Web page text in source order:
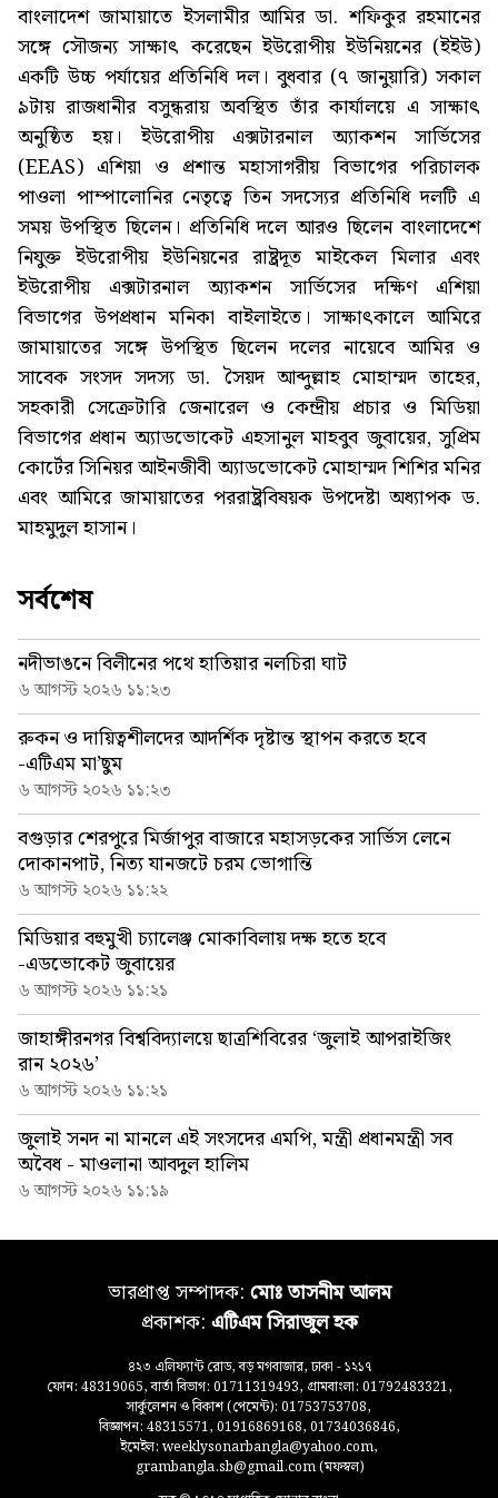
বাংলাদেশ জামায়াতে ইসলামীর আমির ডা. শফিকুর রহমানের
সঙ্গে সৌজন্য সাক্ষাৎ করেছেন ইউরোপীয় ইউনিয়নের (ইইউ)
একটি উচ্চ পর্যায়ের প্রতিনিধি দল। বুধবার (৭ জানুয়ারি) সকাল
৯টায় রাজধানীর বসুন্ধরায় অবস্থিত তাঁর কার্যালয়ে এ সাক্ষাৎ
অনুষ্ঠিত হয়। ইউরোপীয় এক্সটারনাল অ্যাকশন সার্ভিসের
(EEAS) এশিয়া ও প্রশান্ত মহাসাগরীয় বিভাগের পরিচালক
পাওলা পাম্পালোনির নেতৃত্বে তিন সদস্যের প্রতিনিধি দলটি এ
সময় উপস্থিত ছিলেন। প্রতিনিধি দলে আরও ছিলেন বাংলাদেশে
নিযুক্ত ইউরোপীয় ইউনিয়নের রাষ্ট্রদূত মাইকেল মিলার এবং
ইউরোপীয় এক্সটারনাল অ্যাকশন সার্ভিসের দক্ষিণ এশিয়া
বিভাগের উপপ্রধান মনিকা বাইলাইতে। সাক্ষাৎকালে আমিরে
জামায়াতের সঙ্গে উপস্থিত ছিলেন দলের নায়েবে আমির ও
সাবেক সংসদ সদস্য ডা. সৈয়দ আব্দুল্লাহ মোহাম্মদ তাহের,
সহকারী সেক্রেটারি জেনারেল ও কেন্দ্রীয় প্রচার ও মিডিয়া
বিভাগের প্রধান অ্যাডভোকেট এহসানুল মাহবুব জুবায়ের, সুপ্রিম
কোর্টের সিনিয়র আইনজীবী অ্যাডভোকেট মোহাম্মদ শিশির মনির
এবং আমিরে জামায়াতের পররাষ্ট্রবিষয়ক উপদেষ্টা অধ্যাপক ড.
মাহমুদুল হাসান।
সর্বশেষ
নদীভাঙনে বিলীনের পথে হাতিয়ার নলচিরা ঘাট
৬ আগস্ট ২০২৬ ১১:২৩
রুকন ও দায়িত্বশীলদের আদর্শিক দৃষ্টান্ত স্থাপন করতে হবে
-এটিএম মা’ছুম
৬ আগস্ট ২০২৬ ১১:২৩
বগুড়ার শেরপুরে মির্জাপুর বাজারে মহাসড়কের সার্ভিস লেনে
দোকানপাট, নিত্য যানজটে চরম ভোগান্তি
৬ আগস্ট ২০২৬ ১১:২২
মিডিয়ার বহুমুখী চ্যালেঞ্জ মোকাবিলায় দক্ষ হতে হবে
-এডভোকেট জুবায়ের
৬ আগস্ট ২০২৬ ১১:২১
জাহাঙ্গীরনগর বিশ্ববিদ্যালয়ে ছাত্রশিবিরের ‘জুলাই আপরাইজিং
রান ২০২৬’
৬ আগস্ট ২০২৬ ১১:২১
জুলাই সনদ না মানলে এই সংসদের এমপি, মন্ত্রী প্রধানমন্ত্রী সব
অবৈধ - মাওলানা আবদুল হালিম
৬ আগস্ট ২০২৬ ১১:১৯
ভারপ্রাপ্ত সম্পাদক: মোঃ তাসনীম আলম
প্রকাশক: এটিএম সিরাজুল হক
৪২৩ এলিফ্যান্ট রোড, বড় মগবাজার, ঢাকা - ১২১৭
ফোন: 48319065, বার্তা বিভাগ: 01711319493, গ্রামবাংলা: 01792483321,
সার্কুলেশন ও বিকাশ (পেমেন্ট): 01753753708,
বিজ্ঞাপন: 48315571, 01916869168, 01734036846,
ইমেইল: weeklysonarbangla@yahoo.com,
grambangla.sb@gmail.com (মফস্বল)